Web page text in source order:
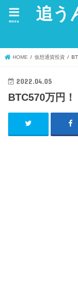
追う
menu
HOME 仮想通貨投資
2022.04.05
BTC570万円！